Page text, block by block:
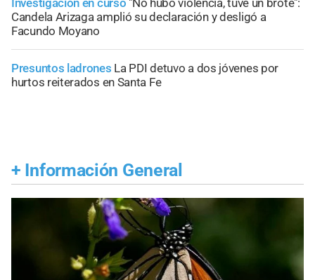
Investigación en curso "No hubo violencia, tuve un brote":
Candela Arizaga amplió su declaración y desligó a
Facundo Moyano
Presuntos ladrones La PDI detuvo a dos jóvenes por
hurtos reiterados en Santa Fe
+ Información General